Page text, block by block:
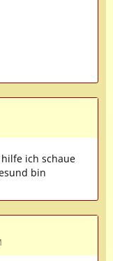
ich schaue
bin